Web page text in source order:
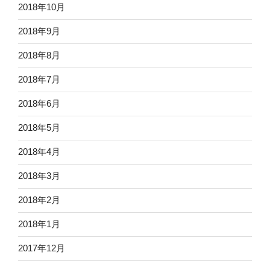
2018年10月
2018年9月
2018年8月
2018年7月
2018年6月
2018年5月
2018年4月
2018年3月
2018年2月
2018年1月
2017年12月